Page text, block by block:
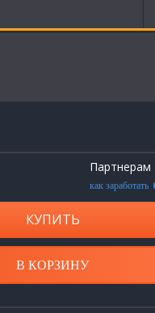
Партнерам
как заработать
КУПИТЬ
В КОРЗИНУ